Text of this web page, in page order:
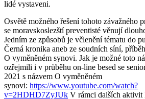
lidé vystaveni.
Osvětě možného řešení tohoto závažného
se moravskoslezští preventisté věnují
Jedním ze způsobů je včlenění tématu do
Černá kronika aneb ze soudních síní,
O vyměněném synovi. Jak je možné toto
ozřejmili i v průběhu on-line besed se
2021 s názvem O vyměněném
synovi: https://www.youtube.com/watch?
v=2HDHD7ZyJUk V rámci dalších aktivit